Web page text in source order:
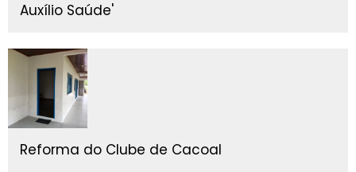
Auxílio Saúde'
Reforma do Clube de Cacoal